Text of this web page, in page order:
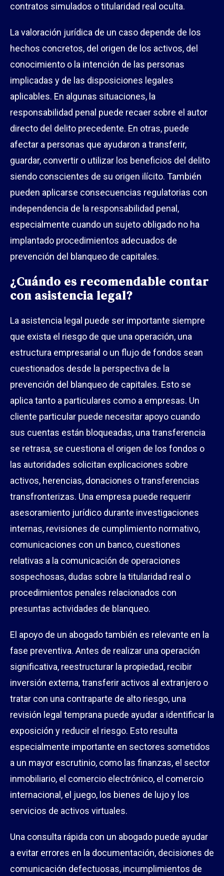
contratos simulados o titularidad real oculta.
La valoración jurídica de un caso depende de los
hechos concretos, del origen de los activos, del
conocimiento o la intención de las personas
implicadas y de las disposiciones legales
aplicables. En algunas situaciones, la
responsabilidad penal puede recaer sobre el autor
directo del delito precedente. En otras, puede
afectar a personas que ayudaron a transferir,
guardar, convertir o utilizar los beneficios del delito
siendo conscientes de su origen ilícito. También
pueden aplicarse consecuencias regulatorias con
independencia de la responsabilidad penal,
especialmente cuando un sujeto obligado no ha
implantado procedimientos adecuados de
prevención del blanqueo de capitales.
¿Cuándo es recomendable contar
con asistencia legal?
La asistencia legal puede ser importante siempre
que exista el riesgo de que una operación, una
estructura empresarial o un flujo de fondos sean
cuestionados desde la perspectiva de la
prevención del blanqueo de capitales. Esto se
aplica tanto a particulares como a empresas. Un
cliente particular puede necesitar apoyo cuando
sus cuentas están bloqueadas, una transferencia
se retrasa, se cuestiona el origen de los fondos o
las autoridades solicitan explicaciones sobre
activos, herencias, donaciones o transferencias
transfronterizas. Una empresa puede requerir
asesoramiento jurídico durante investigaciones
internas, revisiones de cumplimiento normativo,
comunicaciones con un banco, cuestiones
relativas a la comunicación de operaciones
sospechosas, dudas sobre la titularidad real o
procedimientos penales relacionados con
presuntas actividades de blanqueo.
El apoyo de un abogado también es relevante en la
fase preventiva. Antes de realizar una operación
significativa, reestructurar la propiedad, recibir
inversión externa, transferir activos al extranjero o
tratar con una contraparte de alto riesgo, una
revisión legal temprana puede ayudar a identificar la
exposición y reducir el riesgo. Esto resulta
especialmente importante en sectores sometidos
a un mayor escrutinio, como las finanzas, el sector
inmobiliario, el comercio electrónico, el comercio
internacional, el juego, los bienes de lujo y los
servicios de activos virtuales.
Una consulta rápida con un abogado puede ayudar
a evitar errores en la documentación, decisiones de
comunicación defectuosas, incumplimientos de